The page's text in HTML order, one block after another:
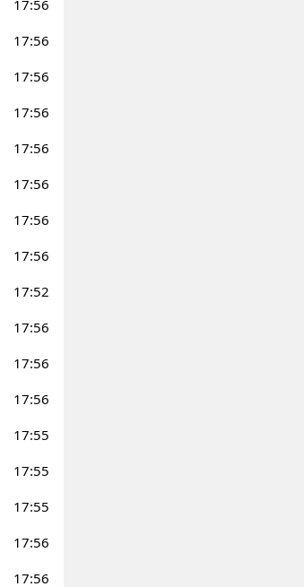
17:56
17:56
17:56
17:56
17:56
17:56
17:56
17:56
17:52
17:56
17:56
17:56
17:55
17:55
17:55
17:56
17:56